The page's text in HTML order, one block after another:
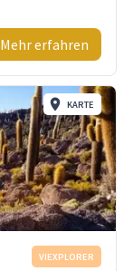
Mehr erfahren
KARTE
VIEXPLORER